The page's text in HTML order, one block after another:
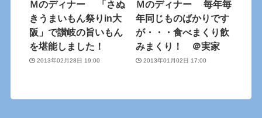
Ｍのディナー 「さぬ
きうまいもん祭りin大
阪」で讃岐の旨いもん
を堪能しました！
2013年02月28日 19:00
Ｍのディナー 毎年毎
年同じものばかりです
が・・・食べまくり飲
みまくり！ ＠実家
2013年01月02日 17:00